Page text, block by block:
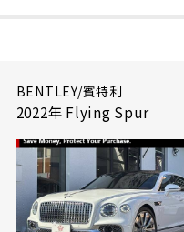
BENTLEY/賓特利
2022年 Flying Spur